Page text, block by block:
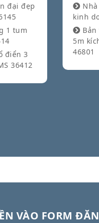
đại đẹp
1 tum
điển 3
36412
kinh
5m
46801
VÀO FORM